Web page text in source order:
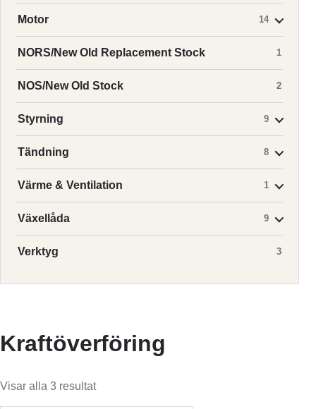
Motor 14
NORS/New Old Replacement Stock 1
NOS/New Old Stock 2
Styrning 9
Tändning 8
Värme & Ventilation 1
Växellåda 9
Verktyg 3
Kraftöverföring
Visar alla 3 resultat